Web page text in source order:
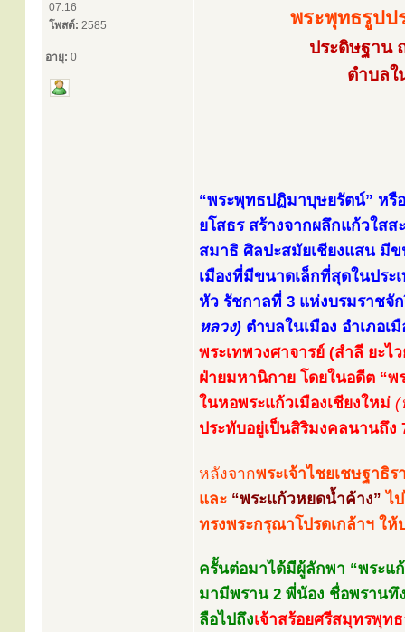
07:16
โพสต์: 2585
อายุ: 0
พระพุทธรูปป
ประดิษฐาน
ตำบลใ
“พระพุทธปฏิมาบุษยรัตน์” หรื
ยโสธร สร้างจากผลึกแก้วใส
สมาธิ ศิลปะสมัยเชียงแสน มี
เมืองที่มีขนาดเล็กที่สุดในประ
หัว รัชกาลที่ 3 แห่งบรมราช
หลวง) ตำบลในเมือง อำเภอเ
พระเทพวงศาจารย์ (สำลี ยะ
ฝ่ายมหานิกาย โดยในอดีต “พ
ในหอพระแก้วเมืองเชียงใหม่ (
ประทับอยู่เป็นสิริมงคลนานถึง
หลังจากพระเจ้าไชยเชษฐาธิ
และ “พระแก้วหยดน้ำค้าง” ไ
ทรงพระกรุณาโปรดเกล้าฯ ใ
ครั้นต่อมาได้มีผู้ลักพา “พระแ
มามีพราน 2 พี่น้อง ชื่อพรานทึ
ลือไปถึงเจ้าสร้อยศรีสมุทรพุท